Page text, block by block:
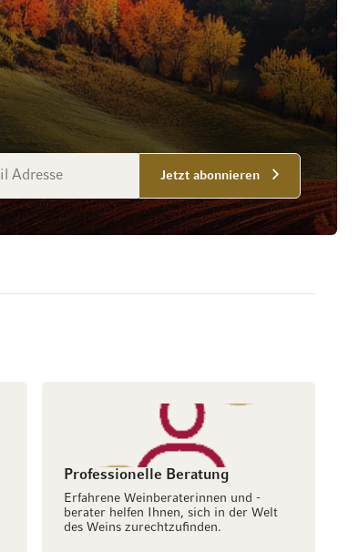
Jetzt abonnieren
Professionelle Beratung
Erfahrene Weinberaterinnen und -
berater helfen Ihnen, sich in der Welt
des Weins zurechtzufinden.